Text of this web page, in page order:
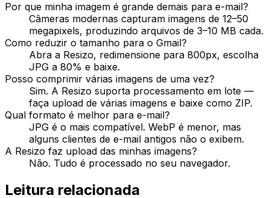
Por que minha imagem é grande demais para e-mail?
Câmeras modernas capturam imagens de 12–50
megapixels, produzindo arquivos de 3–10 MB cada.
Como reduzir o tamanho para o Gmail?
Abra a Resizo, redimensione para 800px, escolha
JPG a 80% e baixe.
Posso comprimir várias imagens de uma vez?
Sim. A Resizo suporta processamento em lote —
faça upload de várias imagens e baixe como ZIP.
Qual formato é melhor para e-mail?
JPG é o mais compatível. WebP é menor, mas
alguns clientes de e-mail antigos não o exibem.
A Resizo faz upload das minhas imagens?
Não. Tudo é processado no seu navegador.
Leitura relacionada